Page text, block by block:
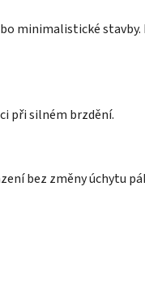
minimalistické
při silném brzdění.
bez změny úchytu